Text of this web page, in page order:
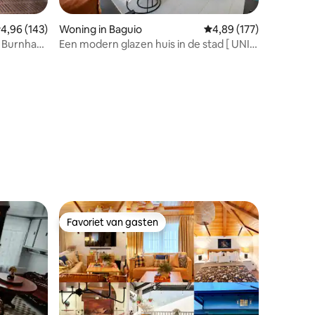
beoordeling van 4,96 uit 5, 143 recensies
4,96 (143)
Woning in Baguio Gemiddelde
4,89 (177)
Een modern glazen huis in de stad [ UNIT
Favoriet van gasten
Favoriet van gasten